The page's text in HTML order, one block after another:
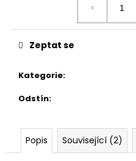
Kategorie:
Odstín:
Zeptat se
Popis Související (2)
e
PÓRŮ
PORE
100
Kč